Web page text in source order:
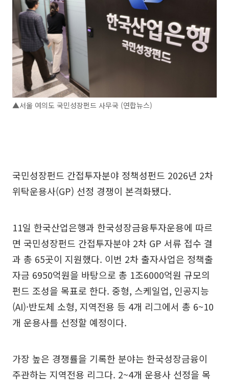
▲서울 여의도 국민성장펀드 사무국 (연합뉴스)
국민성장펀드 간접투자분야 정책성펀드 2026년 2차
위탁운용사(GP) 선정 경쟁이 본격화됐다.
11일 한국산업은행과 한국성장금융투자운용에 따르
면 국민성장펀드 간접투자분야 2차 GP 서류 접수 결
과 총 65곳이 지원했다. 이번 2차 출자사업은 정책출
자금 6950억원을 바탕으로 총 1조6000억원 규모의
펀드 조성을 목표로 한다. 중형, 스케일업, 인공지능
(AI)·반도체 소형, 지역전용 등 4개 리그에서 총 6~10
개 운용사를 선정할 예정이다.
가장 높은 경쟁률을 기록한 분야는 한국성장금융이
주관하는 지역전용 리그다. 2~4개 운용사 선정을 목